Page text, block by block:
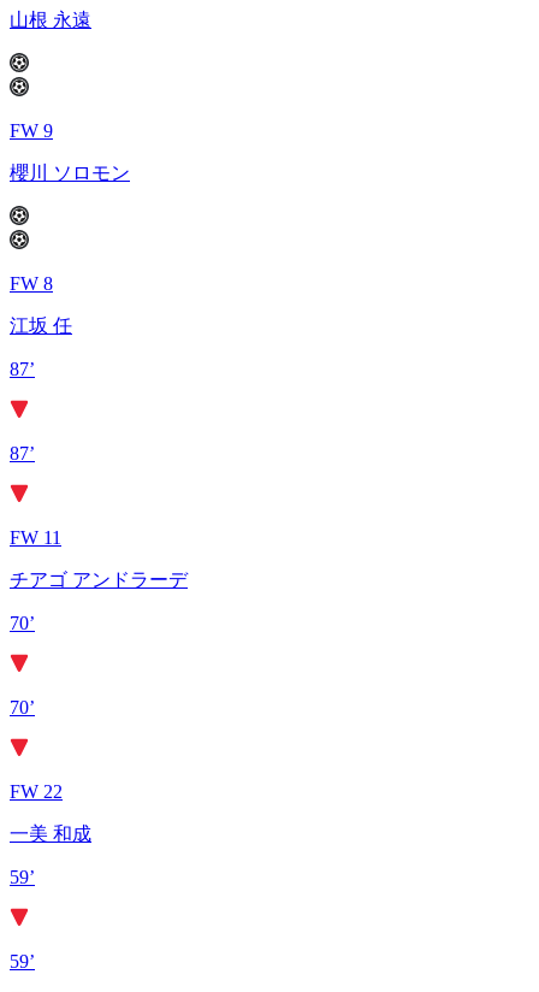
山根 永遠
FW 9
櫻川 ソロモン
FW 8
江坂 任
87’
87’
FW 11
チアゴ アンドラーデ
70’
70’
FW 22
一美 和成
59’
59’